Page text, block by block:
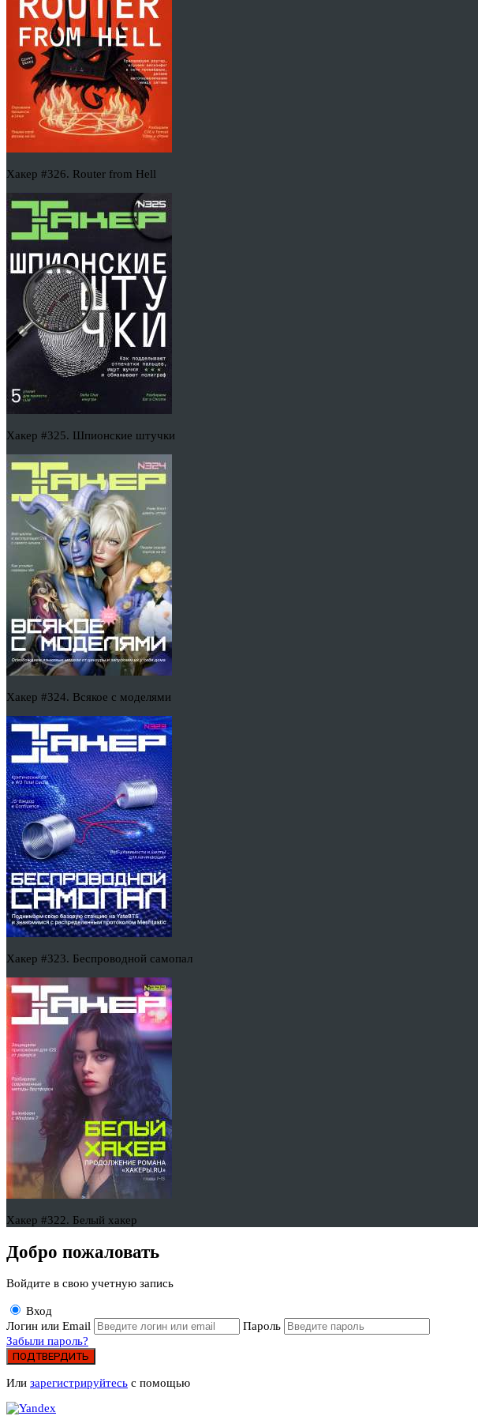
Хакер #326. Router from Hell
Хакер #325. Шпионские штучки
Хакер #324. Всякое с моделями
Хакер #323. Беспроводной самопал
Хакер #322. Белый хакер
Добро пожаловать
Войдите в свою учетную запись
Вход
Логин или Email
Пароль
Забыли пароль?
ПОДТВЕРДИТЬ
Или зарегистрируйтесь с помощью